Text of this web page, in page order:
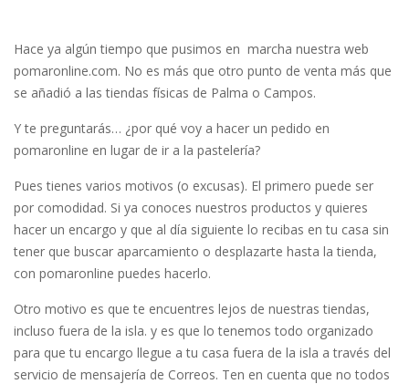
Hace ya algún tiempo que pusimos en marcha nuestra web
pomaronline.com. No es más que otro punto de venta más que
se añadió a las tiendas físicas de Palma o Campos.
Y te preguntarás… ¿por qué voy a hacer un pedido en
pomaronline en lugar de ir a la pastelería?
Pues tienes varios motivos (o excusas). El primero puede ser
por comodidad. Si ya conoces nuestros productos y quieres
hacer un encargo y que al día siguiente lo recibas en tu casa sin
tener que buscar aparcamiento o desplazarte hasta la tienda,
con pomaronline puedes hacerlo.
Otro motivo es que te encuentres lejos de nuestras tiendas,
incluso fuera de la isla. y es que lo tenemos todo organizado
para que tu encargo llegue a tu casa fuera de la isla a través del
servicio de mensajería de Correos. Ten en cuenta que no todos